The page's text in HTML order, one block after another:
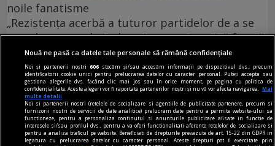
noile fanatisme
„Rezistența acerbă a tuturor partidelor de a se
popula cu membri educați: cea mai nocivă formă
de fanatism românesc” interviu cu jurnalistul
Cătălin PRISACARIU, cofondator Defapt.ro
Asta e o întrebare care are foarte multe
variabile: locul, perioada, online, offline, vîrsta,
educația și tot așa.
Nouă ne pasă ca datele tale personale să rămână confidențiale
Noi și partenerii noștri606 stocăm și/sau accesăm informații pe dispozitivul dvs., precum
identificatorii cookie unici pentru prelucrarea datelor cu caracter personal. Puteți accepta sau
gestiona alegerile dvs. făcând clic mai jos sau în orice moment, pe pagina cu politica de
confidențialitate. Aceste alegeri vor fi raportate partenerilor noștri și nu vă vor afecta navigarea.
Mai
multe detalii
Noi si partenerii nostri (retelele de socializare si agentiile de publicitate partenere, precum si
furnizorii nostri de servicii de date analitice) prelucram date pentru a permite website-ului sa
functioneze, pentru a personaliza continutul si anunturile publicitare afisate in functie de
interesele si/sau profilul dvs., pentru a va oferi functionalitati aferente retelelor de socializare si
pentru a analiza traficul pe website. Beneficiati de drepturile prevazute de art. 15-22 din GDPR in
legatura cu prelucrarea datelor cu caracter personal. Aceste drepturi pot fi exercitate prin